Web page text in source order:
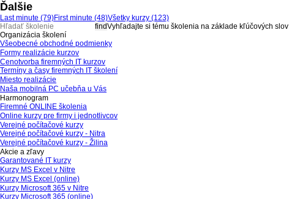
Ďalšie
Last minute (79)First minute (48)Všetky kurzy (123)
Vyhľadajte si tému školenia na základe kľúčových slov
Organizácia školení
Všeobecné obchodné podmienky
Formy realizácie kurzov
Cenotvorba firemných IT kurzov
Termíny a časy firemných IT školení
Miesto realizácie
Naša mobilná PC učebňa u Vás
Harmonogram
Firemné ONLINE školenia
Online kurzy pre firmy i jednotlivcov
Verejné počítačové kurzy
Verejné počítačové kurzy - Nitra
Verejné počítačové kurzy - Žilina
Akcie a zľavy
Garantované IT kurzy
Kurzy MS Excel v Nitre
Kurzy MS Excel (online)
Kurzy Microsoft 365 v Nitre
Kurzy Microsoft 365 (online)